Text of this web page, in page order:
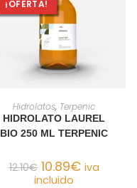
¡OFERTA!
AÑADIR AL CARRITO
Hidrolatos, Terpenic
HIDROLATO LAUREL
BIO 250 ML TERPENIC
12.10€ 10.89€ iva
incluido